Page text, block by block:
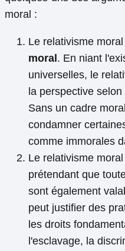
moral :
Le relativisme
moral . En niant
universelles, le
la perspective
Sans un cadre
condamner
comme immorales
Le relativisme
prétendant que
sont également
peut justifier des
les droits
l'esclavage, la